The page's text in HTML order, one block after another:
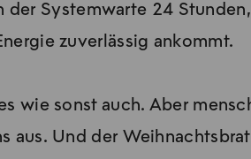
Systemwarte 24
zuverlässig ankommt.
wie sonst auch. Aber
Und der